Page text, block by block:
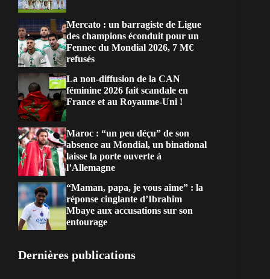
Mercato : un barragiste de Ligue
des champions éconduit pour un
Fennec du Mondial 2026, 7 M€
refusés
La non-diffusion de la CAN
féminine 2026 fait scandale en
France et au Royaume-Uni !
Maroc : “un peu déçu” de son
absence au Mondial, un binational
laisse la porte ouverte à
l’Allemagne
“Maman, papa, je vous aime” : la
réponse cinglante d’Ibrahim
Mbaye aux accusations sur son
entourage
Dernières publications